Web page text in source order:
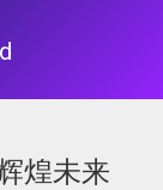
煌未来